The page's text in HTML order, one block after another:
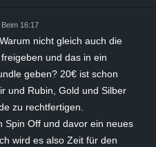
16:17
nicht gleich auch die
und das in ein
geben? 20€ ist schon
und Rubin, Gold und Silber
zu rechtfertigen.
Spin Off und davor ein neues
wird es also Zeit für den